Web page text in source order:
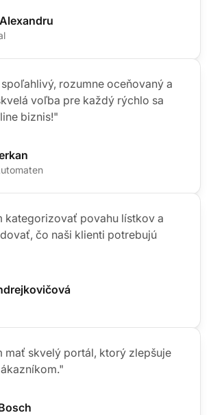
rozumne oceňovaný a
voľba pre každý rýchlo sa
biznis!"
kategorizovať povahu lístkov a
čo naši klienti potrebujú
mať skvelý portál, ktorý zlepšuje